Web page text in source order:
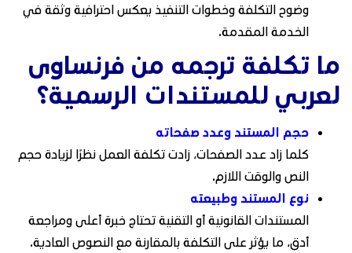
وضوح التكلفة وخطوات التنفيذ يعكس احترافية وثقة في
الخدمة المقدمة.
ما تكلفة ترجمه من فرنساوى
لعربي للمستندات الرسمية؟
حجم المستند وعدد صفحاته
كلما زاد عدد الصفحات، زادت تكلفة العمل نظرًا لزيادة حجم
النص والوقت اللازم.
نوع المستند وطبيعته
المستندات القانونية أو التقنية تحتاج خبرة أعلى ومراجعة
أدق، ما يؤثر على التكلفة بالمقارنة مع النصوص العادية.